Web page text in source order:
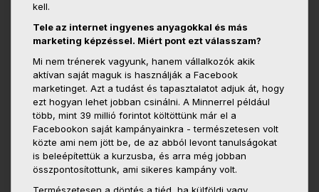
kell.
Tele az internet ingyenes anyagokkal és más
marketing képzéssel. Miért pont ezt válasszam?
Mi nem trénerek vagyunk, hanem vállalkozók akik
aktívan saját maguk is használják a Facebook
marketinget. Azt a tudást és tapasztalatot adjuk át, hogy
ezt hogyan lehet jobban csinálni. A Minnerrel például
több, mint 39 millió forintot költöttünk már el a
Facebookon saját kampányainkra - természetesen volt
közte ami nem jött be, de az abból levont tanulságokat
is beleépítettük a kurzusba, és arra még jobban
összpontosítottunk, ami sikeres kampány volt.